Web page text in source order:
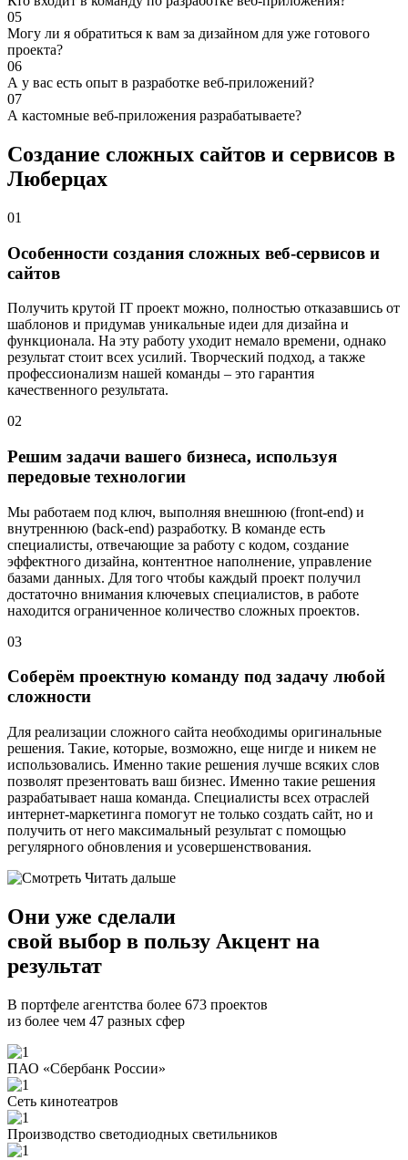
05
Могу ли я обратиться к вам за дизайном для уже готового
проекта?
06
А у вас есть опыт в разработке веб-приложений?
07
А кастомные веб-приложения разрабатываете?
Создание сложных сайтов и сервисов в
Люберцах
01
Особенности создания сложных веб-сервисов и
сайтов
Получить крутой IT проект можно, полностью отказавшись от
шаблонов и придумав уникальные идеи для дизайна и
функционала. На эту работу уходит немало времени, однако
результат стоит всех усилий. Творческий подход, а также
профессионализм нашей команды – это гарантия
качественного результата.
02
Решим задачи вашего бизнеса, используя
передовые технологии
Мы работаем под ключ, выполняя внешнюю (front-end) и
внутреннюю (back-end) разработку. В команде есть
специалисты, отвечающие за работу с кодом, создание
эффектного дизайна, контентное наполнение, управление
базами данных. Для того чтобы каждый проект получил
достаточно внимания ключевых специалистов, в работе
находится ограниченное количество сложных проектов.
03
Соберём проектную команду под задачу любой
сложности
Для реализации сложного сайта необходимы оригинальные
решения. Такие, которые, возможно, еще нигде и никем не
использовались. Именно такие решения лучше всяких слов
позволят презентовать ваш бизнес. Именно такие решения
разрабатывает наша команда. Специалисты всех отраслей
интернет-маркетинга помогут не только создать сайт, но и
получить от него максимальный результат с помощью
регулярного обновления и усовершенствования.
Читать дальше
Они уже сделали
свой выбор в пользу Акцент на
результат
В портфеле агентства более 673 проектов
из более чем 47 разных сфер
ПАО «Сбербанк России»
Сеть кинотеатров
Производство светодиодных светильников